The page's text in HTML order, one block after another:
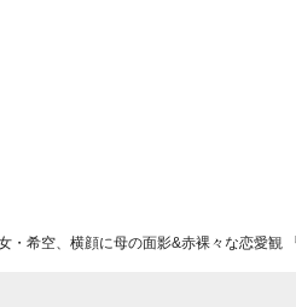
・希空、横顔に母の面影&赤裸々な恋愛観